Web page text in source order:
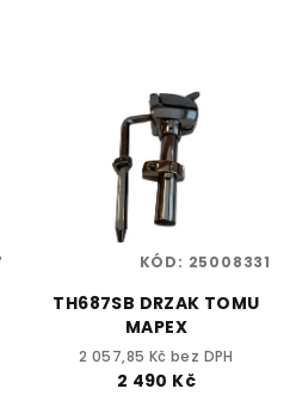
TH687SB DRZAK TOMU
MAPEX
2 057,85 Kč bez DPH
2 490 Kč
KÓD: 25008331